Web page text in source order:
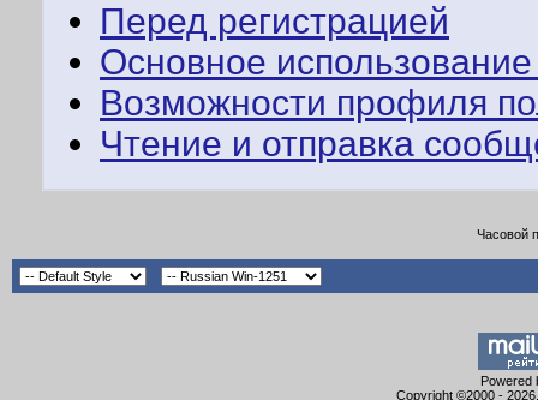
Перед регистрацией
Основное
Возможности профиля
Чтение и отправка
Часовой
Powered
Copyright ©2000 -